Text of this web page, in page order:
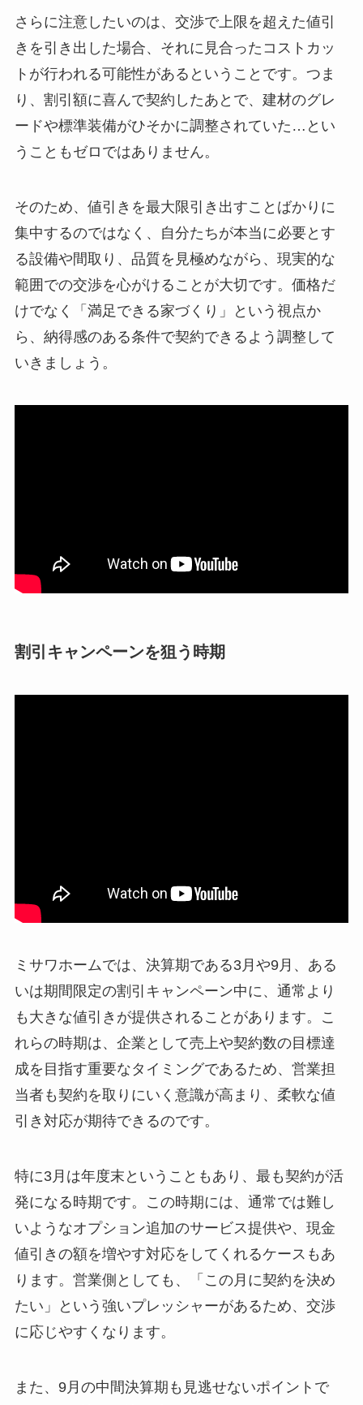
さらに注意したいのは、交渉で上限を超えた値引
きを引き出した場合、それに見合ったコストカッ
トが行われる可能性があるということです。つま
り、割引額に喜んで契約したあとで、建材のグレ
ードや標準装備がひそかに調整されていた…とい
うこともゼロではありません。
そのため、値引きを最大限引き出すことばかりに
集中するのではなく、自分たちが本当に必要とす
る設備や間取り、品質を見極めながら、現実的な
範囲での交渉を心がけることが大切です。価格だ
けでなく「満足できる家づくり」という視点か
ら、納得感のある条件で契約できるよう調整して
いきましょう。
割引キャンペーンを狙う時期
ミサワホームでは、決算期である3月や9月、ある
いは期間限定の割引キャンペーン中に、通常より
も大きな値引きが提供されることがあります。こ
れらの時期は、企業として売上や契約数の目標達
成を目指す重要なタイミングであるため、営業担
当者も契約を取りにいく意識が高まり、柔軟な値
引き対応が期待できるのです。
特に3月は年度末ということもあり、最も契約が活
発になる時期です。この時期には、通常では難し
いようなオプション追加のサービス提供や、現金
値引きの額を増やす対応をしてくれるケースもあ
ります。営業側としても、「この月に契約を決め
たい」という強いプレッシャーがあるため、交渉
に応じやすくなります。
また、9月の中間決算期も見逃せないポイントで